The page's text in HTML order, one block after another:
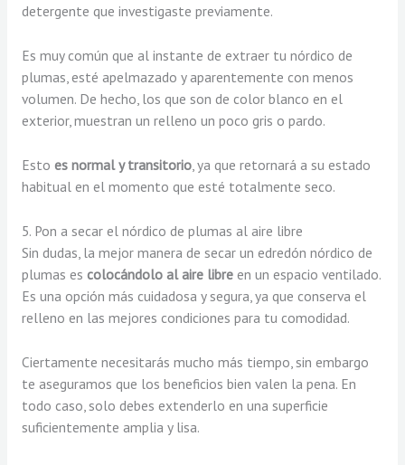
detergente que investigaste previamente.
Es muy común que al instante de extraer tu nórdico de
plumas, esté apelmazado y aparentemente con menos
volumen. De hecho, los que son de color blanco en el
exterior, muestran un relleno un poco gris o pardo.
Esto es normal y transitorio, ya que retornará a su estado
habitual en el momento que esté totalmente seco.
5. Pon a secar el nórdico de plumas al aire libre
Sin dudas, la mejor manera de secar un edredón nórdico de
plumas es colocándolo al aire libreen un espacio ventilado.
Es una opción más cuidadosa y segura, ya que conserva el
relleno en las mejores condiciones para tu comodidad.
Ciertamente necesitarás mucho más tiempo, sin embargo
te aseguramos que los beneficios bien valen la pena. En
todo caso, solo debes extenderlo en una superficie
suficientemente amplia y lisa.